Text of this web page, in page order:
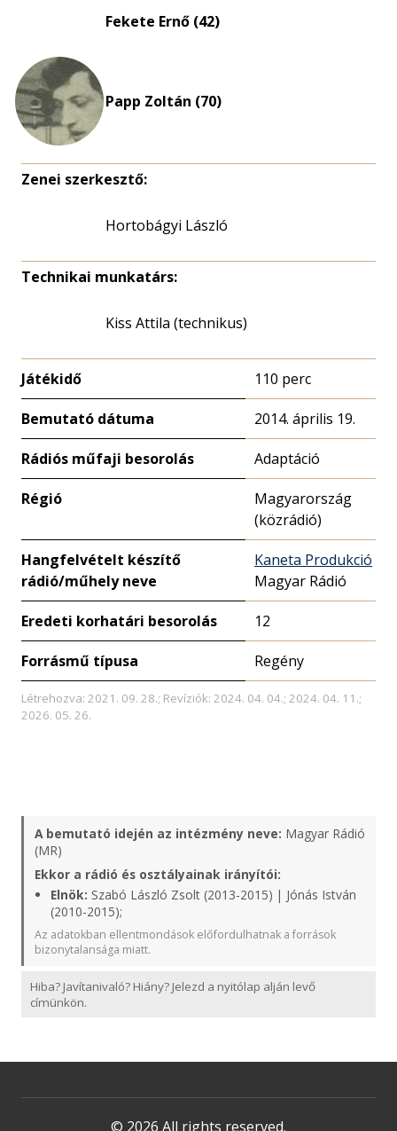
Fekete Ernő (42)
Papp Zoltán (70)
Zenei szerkesztő:
Hortobágyi László
Technikai munkatárs:
Kiss Attila (technikus)
Játékidő 110 perc
Bemutató dátuma 2014. április 19.
Rádiós műfaji besorolás Adaptáció
Régió
Magyarország
(közrádió)
Hangfelvételt készítő
rádió/műhely neve
Kaneta Produkció
Magyar Rádió
Eredeti korhatári besorolás 12
Forrásmű típusa Regény
Létrehozva: 2021. 09. 28.; Revíziók: 2024. 04. 04.; 2024. 04. 11.;
2026. 05. 26.
A bemutató idején az intézmény neve: Magyar Rádió
(MR)
Ekkor a rádió és osztályainak irányítói:
Elnök: Szabó László Zsolt (2013-2015) | Jónás István
(2010-2015);
Az adatokban ellentmondások előfordulhatnak a források
bizonytalansága miatt.
Hiba? Javítanivaló? Hiány? Jelezd a nyitólap alján levő
címünkön.
© 2026 All rights reserved.